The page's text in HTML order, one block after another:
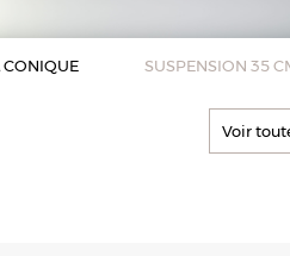
CONIQUE SUSPENSION 35
Voir